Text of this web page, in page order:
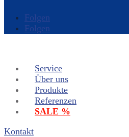
Folgen
Folgen
Service
Über uns
Produkte
Referenzen
SALE %
Kontakt